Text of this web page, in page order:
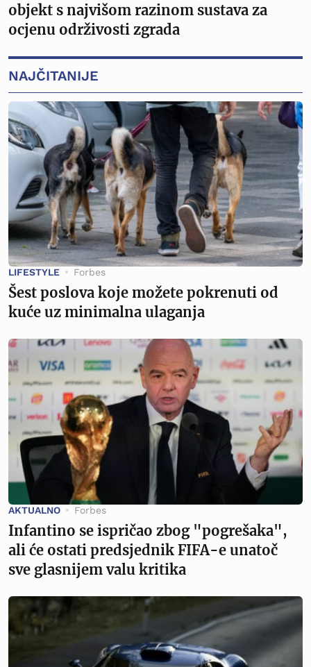
objekt s najvišom razinom sustava za
ocjenu održivosti zgrada
NAJČITANIJE
LIFESTYLE Forbes
Šest poslova koje možete pokrenuti od
kuće uz minimalna ulaganja
AKTUALNO Forbes
Infantino se ispričao zbog "pogrešaka",
ali će ostati predsjednik FIFA-e unatoč
sve glasnijem valu kritika